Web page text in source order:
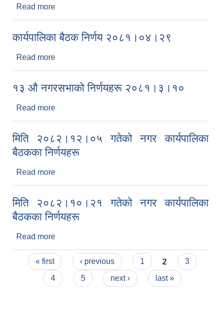
Read more
कार्यपालिका बैठक निर्णय २०८१।०४।२९
Read more
१३ औ‍ नगरसभाको निर्णयहरू २०८१।३।१०
Read more
मिति २०८२।१२।०५ गतेको नगर कार्यपालिका
बैठकका निर्णयहरू
Read more
मिति २०८२।१०।२१ गतेको नगर कार्यपालिका
बैठकका निर्णयहरू
Read more
Pages
« first ‹ previous 1 2
3
4
5 next › last »